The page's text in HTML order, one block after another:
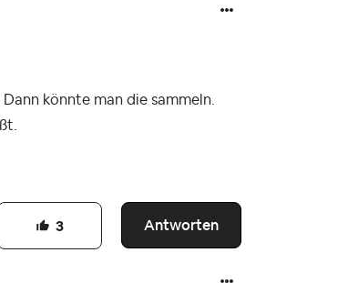
könnte man die sammeln.
Antworten
3